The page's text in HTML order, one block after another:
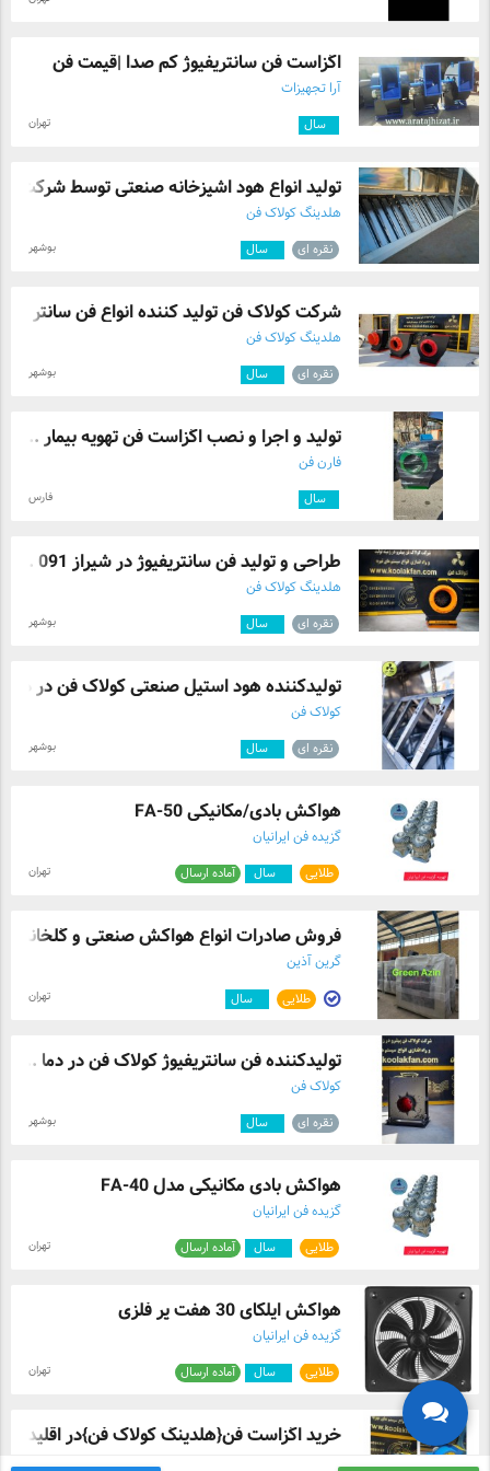
اگزاست فن سانتریفیوژ کم صدا |قیمت فن
آرا تجهیزات
سال تهران
تولید انواع هود اشپزخانه صنعتی توسط شرکت ...
هلدینگ کولاک فن
نقره ای سال بوشهر
شرکت کولاک فن تولید کننده انواع فن سانتر ...
هلدینگ کولاک فن
نقره ای سال بوشهر
تولید و اجرا و نصب اگزاست فن تهویه بیمار ...
فارن فن
سال فارس
طراحی و تولید فن سانتریفیوژ در شیراز 091 ...
هلدینگ کولاک فن
نقره ای سال بوشهر
تولیدکننده هود استیل صنعتی کولاک فن در د ...
کولاک فن
نقره ای سال بوشهر
هواکش بادی/مکانیکی FA-50
گزیده فن ایرانیان
طلایی سال آماده ارسال تهران
فروش صادرات انواع هواکش صنعتی و گلخانه
گرین آذین
طلایی سال تهران
تولیدکننده فن سانتریفیوژ کولاک فن در دما ...
کولاک فن
نقره ای سال بوشهر
هواکش بادی مکانیکی مدل FA-40
گزیده فن ایرانیان
طلایی سال آماده ارسال تهران
هواکش ایلکای 30 هفت پر فلزی
گزیده فن ایرانیان
طلایی سال آماده ارسال تهران
خرید اگزاست فن{هلدینگ کولاک فن}در اقلید